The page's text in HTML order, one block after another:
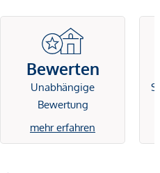
Bewerten
Unabhängige
Bewertung
mehr erfahren